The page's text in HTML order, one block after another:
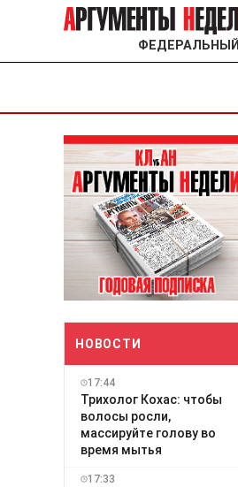
ФЕДЕРАЛЬНЫЙ
НОВОСТИ
17:44
Трихолог Кохас: чтобы
волосы росли,
массируйте голову во
время мытья
17:33